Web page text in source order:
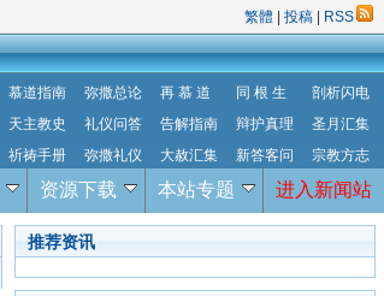
繁體 投稿 RSS
慕道指南 弥撒总论 再 慕 道 同 根 生
剖析闪电
天主教史 礼仪问答 告解指南 辩护真理
圣月汇集
祈祷手册 弥撒礼仪 大赦汇集 新答客问 宗教方志
资源下载 本站专题 进入新闻站
推荐资讯